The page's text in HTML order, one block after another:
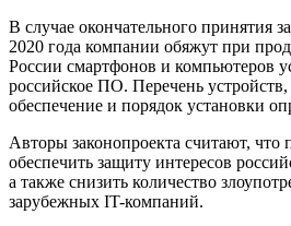
В случае окончательного принятия
2020 года компании обяжут при
России смартфонов и компьютеров
российское ПО. Перечень
обеспечение и порядок установки
Авторы законопроекта считают,
обеспечить защиту интересов
а также снизить количество
зарубежных IT-компаний.